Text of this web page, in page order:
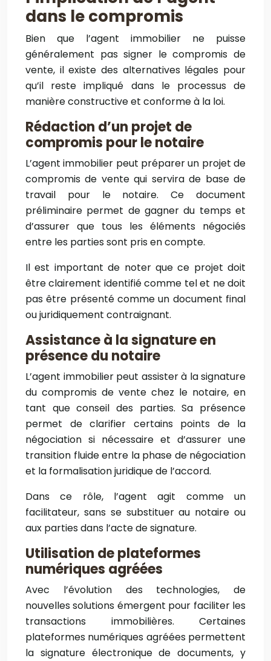
dans le compromis
Bien que l’agent immobilier ne puisse
généralement pas signer le compromis de
vente, il existe des alternatives légales pour
qu’il reste impliqué dans le processus de
manière constructive et conforme à la loi.
Rédaction d’un projet de
compromis pour le notaire
L’agent immobilier peut préparer un projet de
compromis de vente qui servira de base de
travail pour le notaire. Ce document
préliminaire permet de gagner du temps et
d’assurer que tous les éléments négociés
entre les parties sont pris en compte.
Il est important de noter que ce projet doit
être clairement identifié comme tel et ne doit
pas être présenté comme un document final
ou juridiquement contraignant.
Assistance à la signature en
présence du notaire
L’agent immobilier peut assister à la signature
du compromis de vente chez le notaire, en
tant que conseil des parties. Sa présence
permet de clarifier certains points de la
négociation si nécessaire et d’assurer une
transition fluide entre la phase de négociation
et la formalisation juridique de l’accord.
Dans ce rôle, l’agent agit comme un
facilitateur, sans se substituer au notaire ou
aux parties dans l’acte de signature.
Utilisation de plateformes
numériques agréées
Avec l’évolution des technologies, de
nouvelles solutions émergent pour faciliter les
transactions immobilières. Certaines
plateformes numériques agréées permettent
la signature électronique de documents, y